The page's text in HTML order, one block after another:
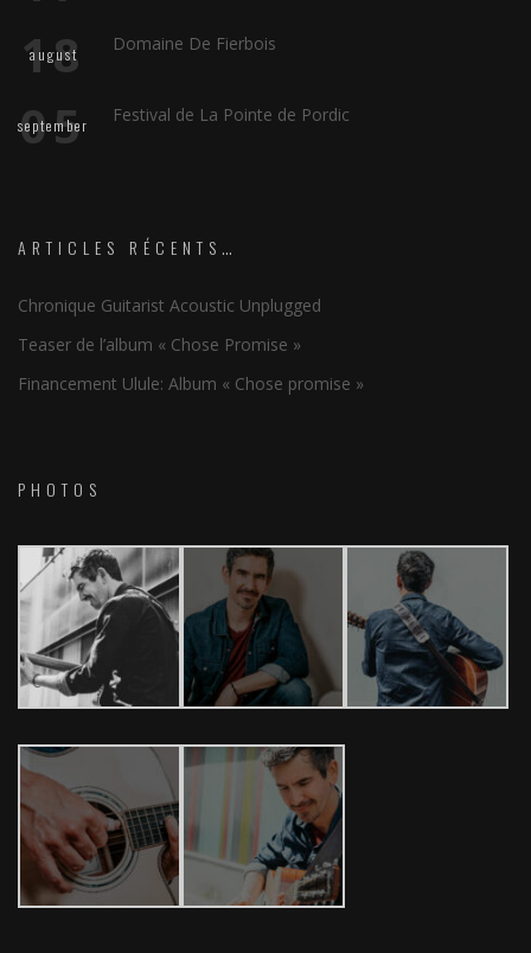
18
august Domaine De Fierbois
05
september Festival de La Pointe de Pordic
ARTICLES RÉCENTS…
Chronique Guitarist Acoustic Unplugged
Teaser de l’album « Chose Promise »
Financement Ulule: Album « Chose promise »
PHOTOS